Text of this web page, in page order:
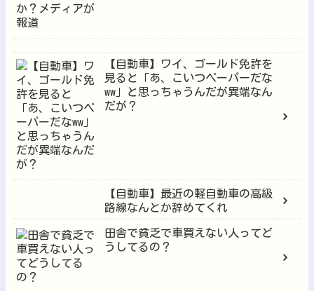
【自動車】ワイ、ゴールド免許を
見ると「あ、こいつペーパーだな
ww」と思っちゃうんだが異端なん
だが？
【自動車】最近の軽自動車の高級
路線なんとか辞めてくれ
田舎で貧乏で車買えない人ってど
うしてるの？